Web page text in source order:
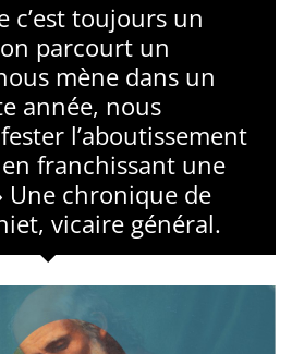
c’est toujours un
parcourt un
mène dans un
année, nous
l’aboutissement
franchissant une
Une chronique de
vicaire général.